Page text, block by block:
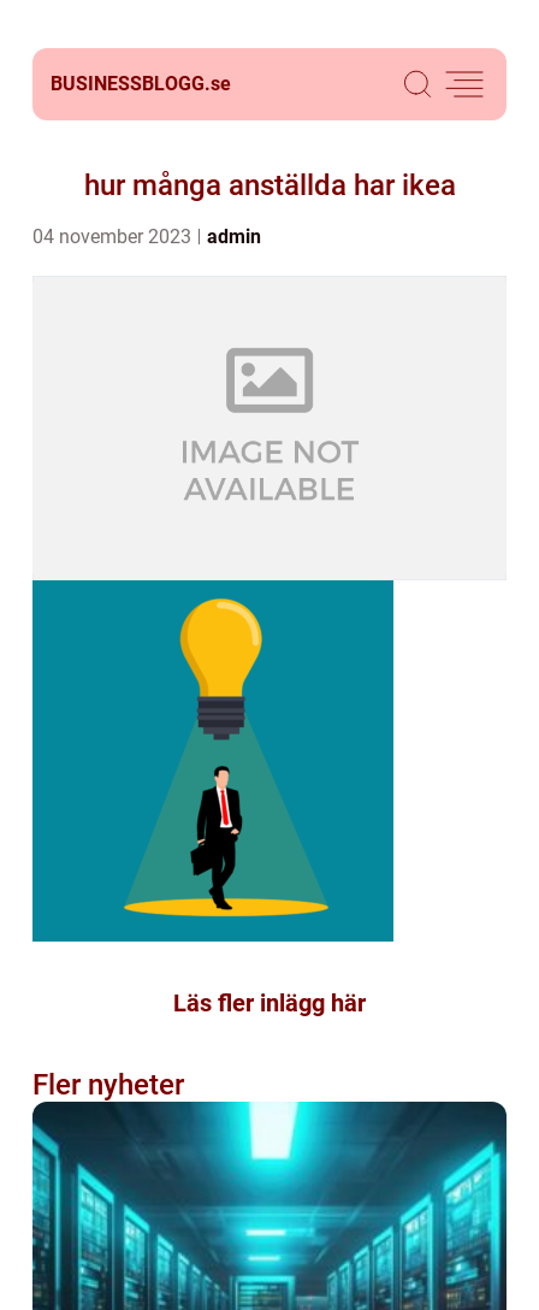
BUSINESSBLOGG.se
hur många anställda har ikea
04 november 2023 admin
Läs fler inlägg här
Fler nyheter